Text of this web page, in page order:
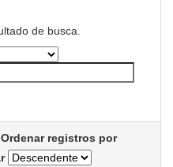
de busca.
Ordenar registros por